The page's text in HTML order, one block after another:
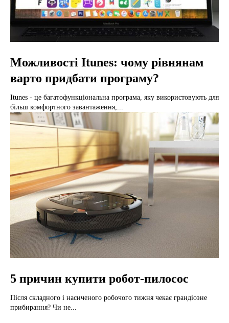
Можливості Itunes: чому рівнянам
варто придбати програму?
Itunes - це багатофункціональна програма, яку використовують для
більш комфортного завантаження,...
5 причин купити робот-пилосос
Після складного і насиченого робочого тижня чекає грандіозне
прибирання? Чи не...